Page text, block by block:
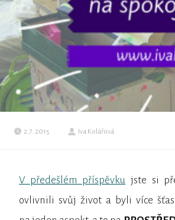
2.7. 2015 Iva Kolářová
V předešlém příspěvku jste si
ovlivnili svůj život a byli více